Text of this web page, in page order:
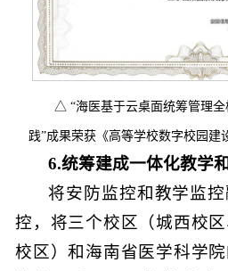
△“海医基于云桌面统筹管理
践”成果荣获《高等学校数字校园建
6.统筹建成一体化教学
将安防监控和教学监
控，将三个校区（城西校
校区）和海南省医学科学